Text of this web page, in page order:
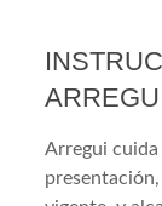
Arregui